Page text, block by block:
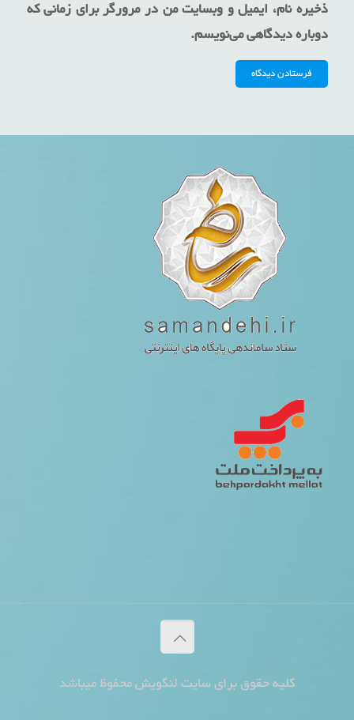
ذخیره نام، ایمیل و وبسایت من در مرورگر برای زمانی که
دوباره دیدگاهی می‌نویسم.
کلیه حقوق برای سایت لنگویش محفوظ میباشد